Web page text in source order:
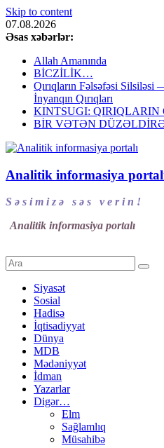
Skip to content
07.08.2026
Əsas xəbərlər:
Allah Amanında
BİCZİLİK…
Qırıqların Fəlsəfəsi
İnyanqın Qırıqları
KINTSUGI:
BİR VƏTƏN
Analitik informasiya
S ə s i m i z ə s ə s v e r i n !
Analitik informasiya portalı
Siyasət
Sosial
Hadisə
İqtisadiyyat
Dünya
MDB
Mədəniyyət
İdman
Yazarlar
Digər…
Elm
Sağlamlıq
Müsahibə